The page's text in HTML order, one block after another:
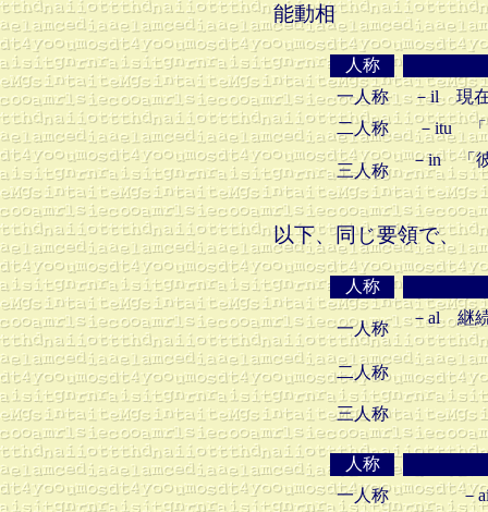
能動相
人称
一人称
－il 現在
二人称
－itu 「
三人称
－in 「
以下、同じ要領で、
人称
一人称
－al 継
二人称
三人称
人称
一人称
－